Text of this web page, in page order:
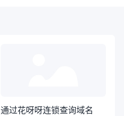
通过花呀呀连锁查询域名